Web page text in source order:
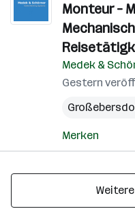
Monteur –
Medek &
Gestern
Merken